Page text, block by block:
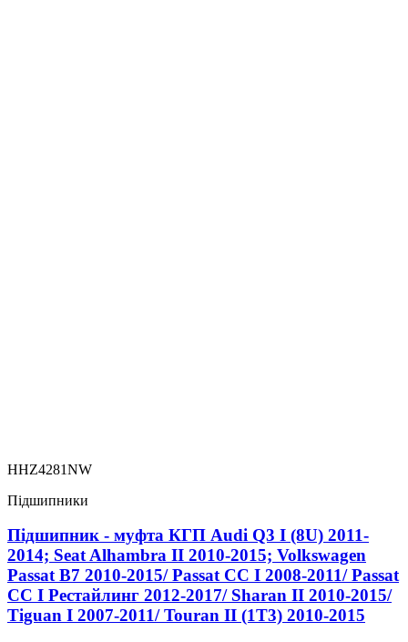
HHZ4281NW
Підшипники
Підшипник - муфта КГП Audi Q3 I (8U) 2011-
2014; Seat Alhambra II 2010-2015; Volkswagen
Passat B7 2010-2015/ Passat CC I 2008-2011/ Passat
CC I Рестайлинг 2012-2017/ Sharan II 2010-2015/
Tiguan I 2007-2011/ Touran II (1T3) 2010-2015